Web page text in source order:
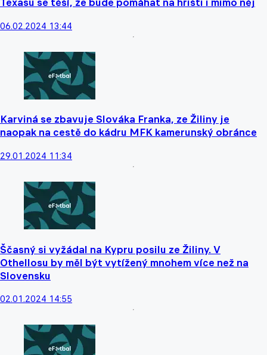
06.02.2024 13:44
Karviná se zbavuje Slováka Franka, ze Žiliny je
naopak na cestě do kádru MFK kamerunský obránce
29.01.2024 11:34
Ščasný si vyžádal na Kypru posilu ze Žiliny. V
Othellosu by měl být vytížený mnohem více než na
Slovensku
02.01.2024 14:55